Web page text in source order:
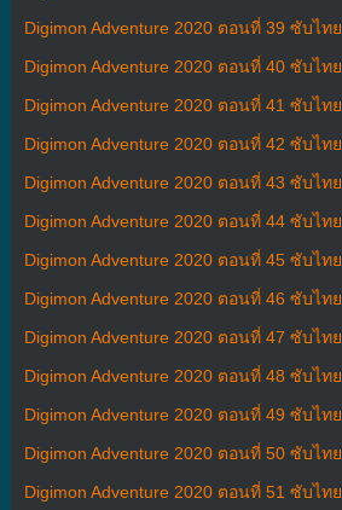
Digimon Adventure 2020 ตอนที่ 39 ซับไทย
Digimon Adventure 2020 ตอนที่ 40 ซับไทย
Digimon Adventure 2020 ตอนที่ 41 ซับไทย
Digimon Adventure 2020 ตอนที่ 42 ซับไทย
Digimon Adventure 2020 ตอนที่ 43 ซับไทย
Digimon Adventure 2020 ตอนที่ 44 ซับไทย
Digimon Adventure 2020 ตอนที่ 45 ซับไทย
Digimon Adventure 2020 ตอนที่ 46 ซับไทย
Digimon Adventure 2020 ตอนที่ 47 ซับไทย
Digimon Adventure 2020 ตอนที่ 48 ซับไทย
Digimon Adventure 2020 ตอนที่ 49 ซับไทย
Digimon Adventure 2020 ตอนที่ 50 ซับไทย
Digimon Adventure 2020 ตอนที่ 51 ซับไทย